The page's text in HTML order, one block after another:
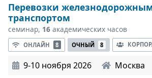
Перевозки
транспортом
семинар, 16 академических часов
ОНЛАЙН 8 ОЧНЫЙ 8
9-10 ноября 2026 Москва